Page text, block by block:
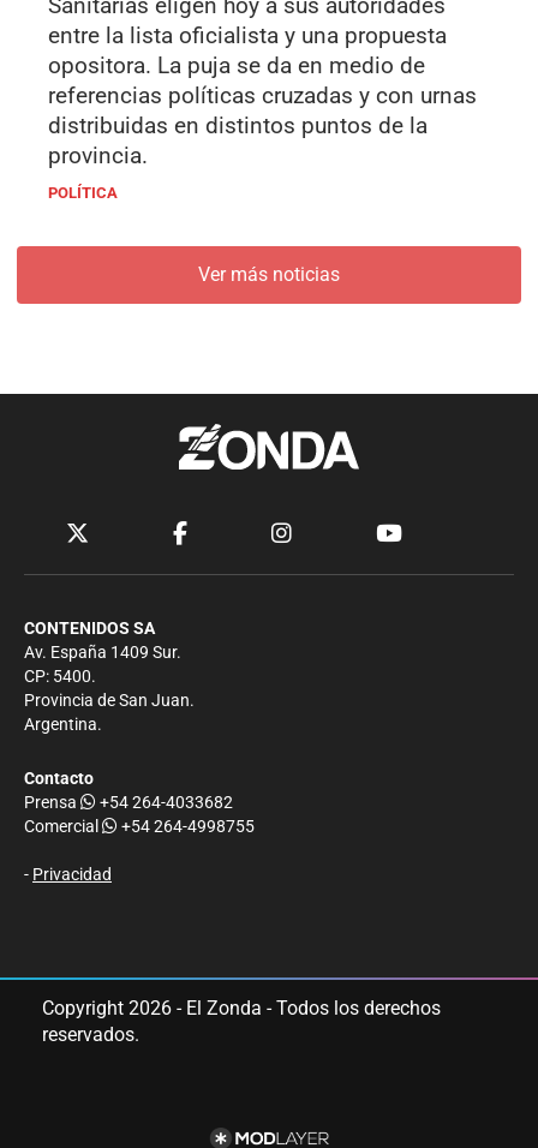
Sanitarias eligen hoy a sus autoridades
entre la lista oficialista y una propuesta
opositora. La puja se da en medio de
referencias políticas cruzadas y con urnas
distribuidas en distintos puntos de la
provincia.
POLÍTICA
Ver más noticias
CONTENIDOS SA
Av. España 1409 Sur.
CP: 5400.
Provincia de San Juan.
Argentina.
Contacto
Prensa
+54 264-4033682
Comercial
+54 264-4998755
- Privacidad
Copyright 2026 - El Zonda - Todos los derechos
reservados.